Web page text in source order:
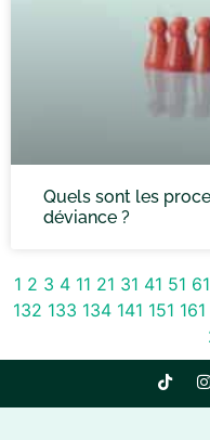
Quels sont les
déviance ?
1 2 3 4 11 21 31 41 51 61
132 133 134 141 151 161